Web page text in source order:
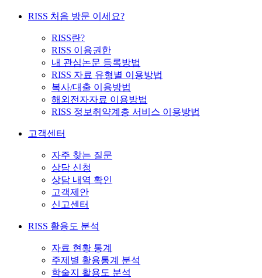
RISS 처음 방문 이세요?
RISS란?
RISS 이용권한
내 관심논문 등록방법
RISS 자료 유형별 이용방법
복사/대출 이용방법
해외전자자료 이용방법
RISS 정보취약계층 서비스 이용방법
고객센터
자주 찾는 질문
상담 신청
상담 내역 확인
고객제안
신고센터
RISS 활용도 분석
자료 현황 통계
주제별 활용통계 분석
학술지 활용도 분석